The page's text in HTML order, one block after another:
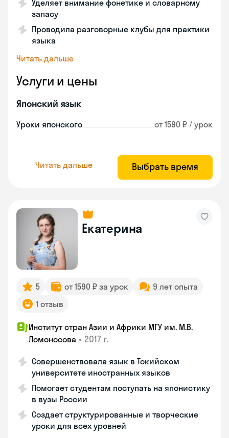
Уделяет внимание фонетике и словарному
запасу
Проводила разговорные клубы для практики
языка
Читать дальше
Услуги и цены
Японский язык
Уроки японского от 1590 ₽ / урок
Читать дальше Выбрать время
Екатерина
5 от 1590 ₽ за урок
9 лет опыта
1 отзыв
Институт стран Азии и Африки МГУ им. М.В.
Ломоносова • 2017 г.
Совершенствовала язык в Токийском
университете иностранных языков
Помогает студентам поступать на японистику
в вузы России
Создает структурированные и творческие
уроки для всех уровней